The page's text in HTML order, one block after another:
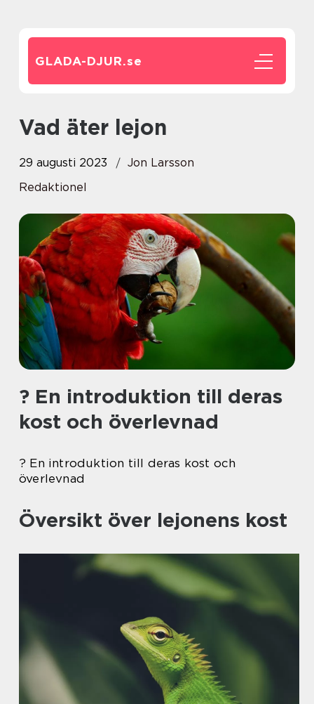
GLADA-DJUR.se
Vad äter lejon
29 augusti 2023
Jon Larsson
Redaktionel
? En introduktion till deras
kost och överlevnad
? En introduktion till deras kost och
överlevnad
Översikt över lejonens kost